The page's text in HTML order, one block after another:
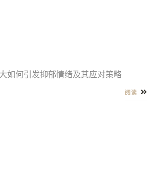
如何引发抑郁情绪及其应对策略
阅读